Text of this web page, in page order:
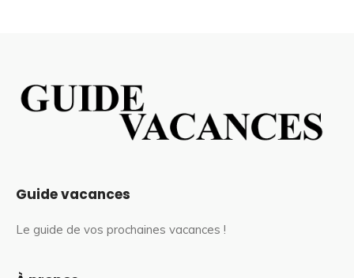
Guide vacances
Le guide de vos prochaines vacances !